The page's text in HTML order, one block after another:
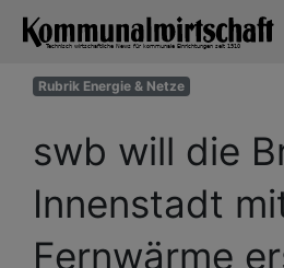
Rubrik Energie & Netze
swb will die
Innenstadt
Fernwärme